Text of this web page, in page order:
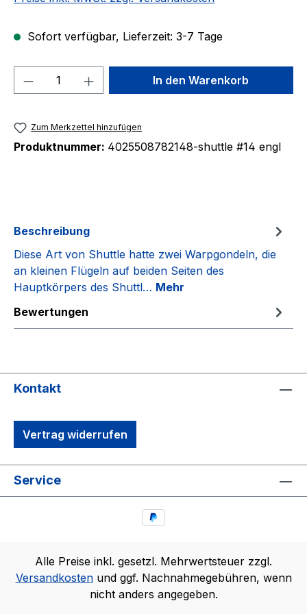
Sofort verfügbar, Lieferzeit: 3-7 Tage
Produkt Anzahl: Gib denIn den Warenkorb
Zum Merkzettel hinzufügen
Produktnummer: 4025508782148-shuttle #14 engl
Beschreibung
Diese Art von Shuttle hatte zwei Warpgondeln, die
an kleinen Flügeln auf beiden Seiten des
Hauptkörpers des Shuttl… Mehr
Bewertungen
Kontakt
Vertrag widerrufen
Service
Alle Preise inkl. gesetzl. Mehrwertsteuer zzgl.
Versandkostenund ggf. Nachnahmegebühren, wenn
nicht anders angegeben.